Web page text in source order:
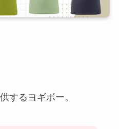
するヨギボー。